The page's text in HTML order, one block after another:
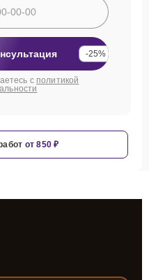
-25%
с политикой
от 850 ₽